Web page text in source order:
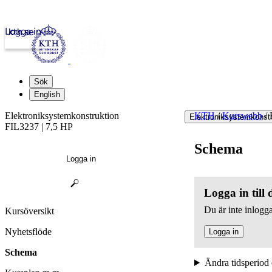
kth.se
Logga in
Sök
English
KTH / Kurswebb /
Schema
Logga in till
Du är inte
Logga in
Ändra tidsperiod
Elektroniksystemkonstruktion
FIL3237 | 7,5 HP
Logga in
Kursöversikt
Nyhetsflöde
Schema